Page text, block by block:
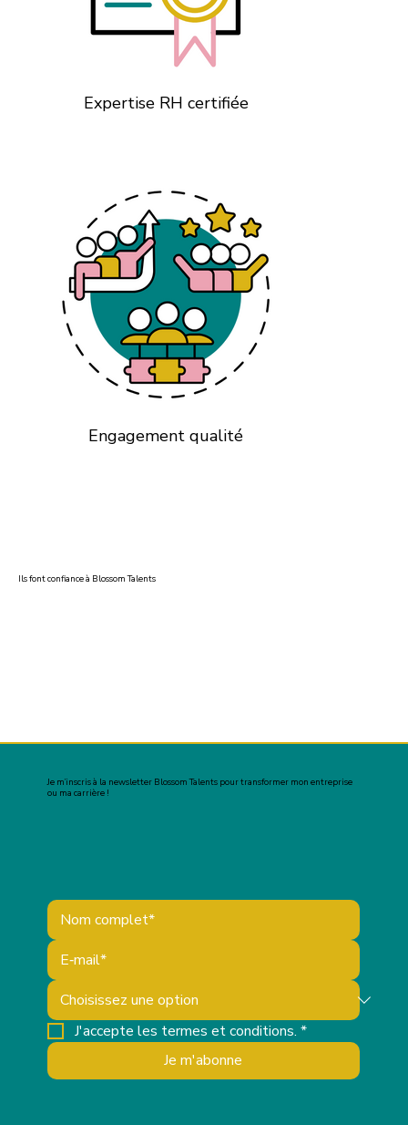
Expertise RH certifiée
Engagement qualité
Ils font confiance à Blossom Talents
Je m’inscris à la newsletter Blossom Talents pour transformer mon entreprise
ou ma carrière !
J'accepte les termes et conditions. *
Je m'abonne